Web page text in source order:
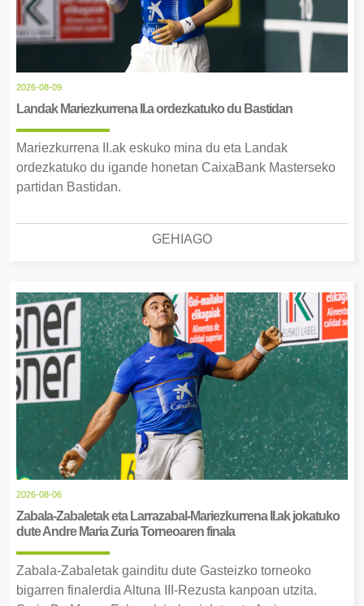
2026-08-09
Landak Mariezkurrena II.a ordezkatuko du Bastidan
Mariezkurrena II.ak eskuko mina du eta Landak
ordezkatuko du igande honetan CaixaBank Masterseko
partidan Bastidan.
GEHIAGO
2026-08-06
Zabala-Zabaletak eta Larrazabal-Mariezkurrena II.ak jokatuko
dute Andre Maria Zuria Torneoaren finala
Zabala-Zabaletak gainditu dute Gasteizko torneoko
bigarren finalerdia Altuna III-Rezusta kanpoan utzita.